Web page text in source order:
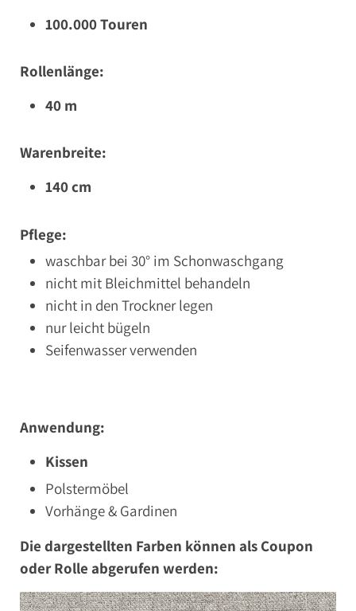
100.000 Touren
Rollenlänge:
40 m
Warenbreite:
140 cm
Pflege:
waschbar bei 30° im Schonwaschgang
nicht mit Bleichmittel behandeln
nicht in den Trockner legen
nur leicht bügeln
Seifenwasser verwenden
Anwendung:
Kissen
Polstermöbel
Vorhänge & Gardinen
Die dargestellten Farben können als Coupon
oder Rolle abgerufen werden: